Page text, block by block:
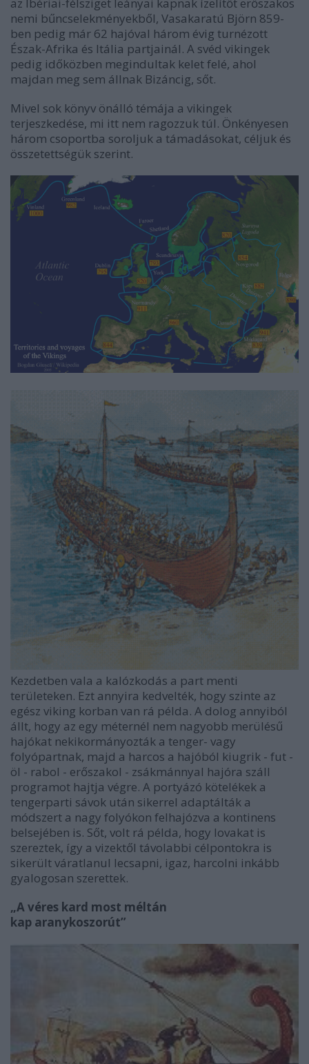
az Ibériai-félsziget leányai kapnak ízelítőt erőszakos
nemi bűncselekményekből, Vasakaratú Björn 859-
ben pedig már 62 hajóval három évig turnézott
Észak-Afrika és Itália partjainál. A svéd vikingek
pedig időközben megindultak kelet felé, ahol
majdan meg sem állnak Bizáncig, sőt.
Mivel sok könyv önálló témája a vikingek
terjeszkedése, mi itt nem ragozzuk túl. Önkényesen
három csoportba soroljuk a támadásokat, céljuk és
összetettségük szerint.
Kezdetben vala a kalózkodás a part menti
területeken. Ezt annyira kedvelték, hogy szinte az
egész viking korban van rá példa. A dolog annyiból
állt, hogy az egy méternél nem nagyobb merülésű
hajókat nekikormányozták a tenger- vagy
folyópartnak, majd a harcos a hajóból kiugrik - fut -
öl - rabol - erőszakol - zsákmánnyal hajóra száll
programot hajtja végre. A portyázó kötelékek a
tengerparti sávok után sikerrel adaptálták a
módszert a nagy folyókon felhajózva a kontinens
belsejében is. Sőt, volt rá példa, hogy lovakat is
szereztek, így a vizektől távolabbi célpontokra is
sikerült váratlanul lecsapni, igaz, harcolni inkább
gyalogosan szerettek.
„A véres kard most méltán
kap aranykoszorút”